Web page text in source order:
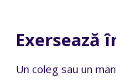
Exersează
Un coleg sau un